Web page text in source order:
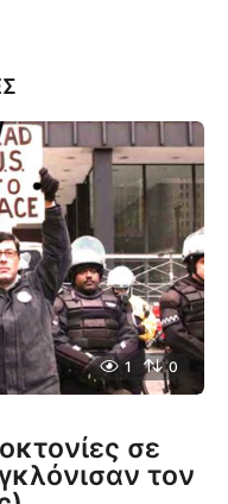
1 0
σε
τον